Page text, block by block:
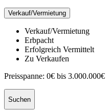
Verkauf/Vermietung
Verkauf/Vermietung
Erbpacht
Erfolgreich Vermittelt
Zu Verkaufen
Preisspanne: 0€ bis 3.000.000€
Suchen